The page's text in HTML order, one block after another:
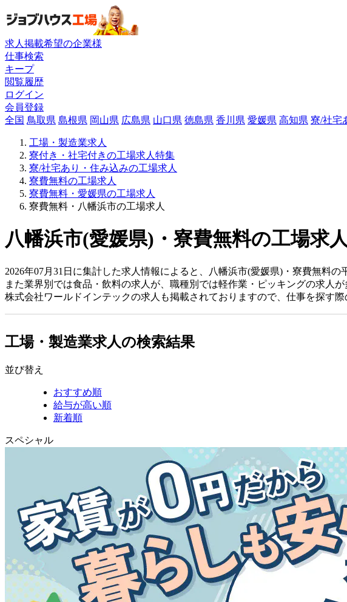
求人掲載希望の企業様
仕事検索
キープ
閲覧履歴
ログイン
会員登録
全国 鳥取県 島根県 岡山県 広島県 山口県 徳島県 香川県 愛媛県 高知県 寮/社宅
工場・製造業求人
寮付き・社宅付きの工場求人特集
寮/社宅あり・住み込みの工場求人
寮費無料の工場求人
寮費無料・愛媛県の工場求人
寮費無料・八幡浜市の工場求人
八幡浜市(愛媛県)・寮費無料の工場求
2026年07月31日に集計した求人情報によると、八幡浜市(愛媛県)・寮費無料の
また業界別では食品・飲料の求人が、職種別では軽作業・ピッキングの求人が
株式会社ワールドインテックの求人も掲載されておりますので、仕事を探す際
工場・製造業求人の検索結果
並び替え
おすすめ順
給与が高い順
新着順
スペシャル